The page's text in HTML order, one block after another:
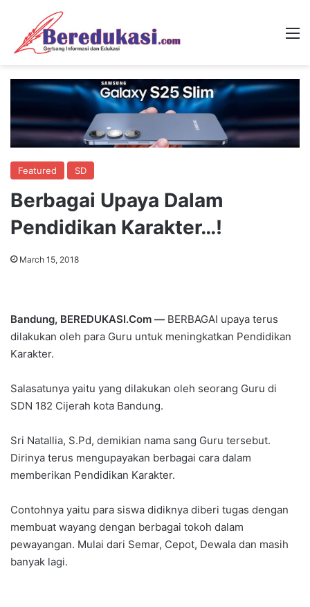
Featured SD
Berbagai Upaya Dalam
Pendidikan Karakter…!
March 15, 2018
Bandung, BEREDUKASI.Com — BERBAGAI upaya terus
dilakukan oleh para Guru untuk meningkatkan Pendidikan
Karakter.
Salasatunya yaitu yang dilakukan oleh seorang Guru di
SDN 182 Cijerah kota Bandung.
Sri Natallia, S.Pd, demikian nama sang Guru tersebut.
Dirinya terus mengupayakan berbagai cara dalam
memberikan Pendidikan Karakter.
Contohnya yaitu para siswa didiknya diberi tugas dengan
membuat wayang dengan berbagai tokoh dalam
pewayangan. Mulai dari Semar, Cepot, Dewala dan masih
banyak lagi.